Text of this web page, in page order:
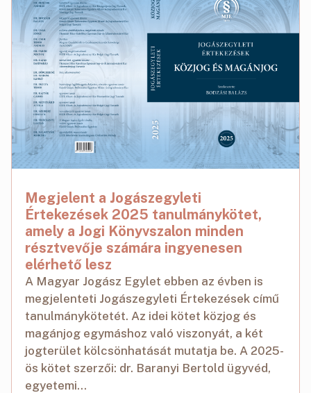
Megjelent a Jogászegyleti
Értekezések 2025 tanulmánykötet,
amely a Jogi Könyvszalon minden
résztvevője számára ingyenesen
elérhető lesz
A Magyar Jogász Egylet ebben az évben is
megjelenteti Jogászegyleti Értekezések című
tanulmánykötetét. Az idei kötet közjog és
magánjog egymáshoz való viszonyát, a két
jogterület kölcsönhatását mutatja be. A 2025-
ös kötet szerzői: dr. Baranyi Bertold ügyvéd,
egyetemi...